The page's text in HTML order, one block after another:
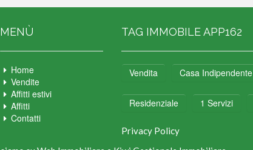
MENÙ
Home
Vendite
Affitti estivi
Affitti
Contatti
TAG IMMOBILE APP162
Vendita Casa Indipendente
Residenziale 1 Servizi
Privacy Policy